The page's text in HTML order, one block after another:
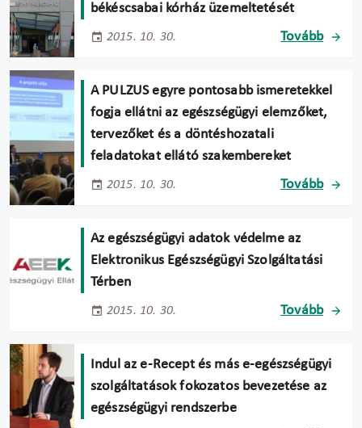
békéscsabai kórház üzemeltetését
2015. 10. 30. Tovább
A PULZUS egyre pontosabb ismeretekkel
fogja ellátni az egészségügyi elemzőket,
tervezőket és a döntéshozatali
feladatokat ellátó szakembereket
2015. 10. 30. Tovább
Az egészségügyi adatok védelme az
Elektronikus Egészségügyi Szolgáltatási
Térben
2015. 10. 30. Tovább
Indul az e-Recept és más e-egészségügyi
szolgáltatások fokozatos bevezetése az
egészségügyi rendszerbe